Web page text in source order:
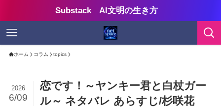
Substack AI文明の生き方
ホーム コラム topics
恋です！～ヤンキー君と白杖ガー
ル～ ネタバレ あらすじ/杉咲花
2026
6/09